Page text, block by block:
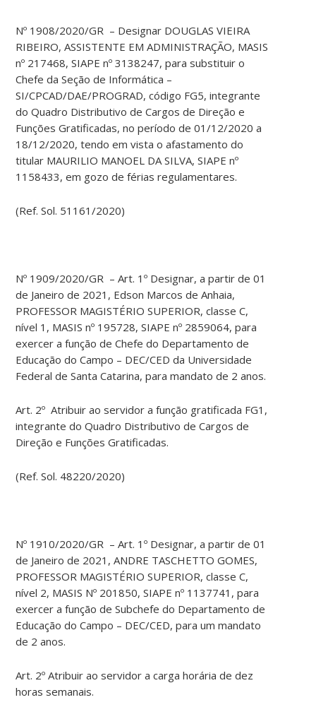
Nº 1908/2020/GR – Designar DOUGLAS VIEIRA
RIBEIRO, ASSISTENTE EM ADMINISTRAÇÃO, MASIS
nº 217468, SIAPE nº 3138247, para substituir o
Chefe da Seção de Informática –
SI/CPCAD/DAE/PROGRAD, código FG5, integrante
do Quadro Distributivo de Cargos de Direção e
Funções Gratificadas, no período de 01/12/2020 a
18/12/2020, tendo em vista o afastamento do
titular MAURILIO MANOEL DA SILVA, SIAPE nº
1158433, em gozo de férias regulamentares.
(Ref. Sol. 51161/2020)
Nº 1909/2020/GR – Art. 1º Designar, a partir de 01
de Janeiro de 2021, Edson Marcos de Anhaia,
PROFESSOR MAGISTÉRIO SUPERIOR, classe C,
nível 1, MASIS nº 195728, SIAPE nº 2859064, para
exercer a função de Chefe do Departamento de
Educação do Campo – DEC/CED da Universidade
Federal de Santa Catarina, para mandato de 2 anos.
Art. 2º Atribuir ao servidor a função gratificada FG1,
integrante do Quadro Distributivo de Cargos de
Direção e Funções Gratificadas.
(Ref. Sol. 48220/2020)
Nº 1910/2020/GR – Art. 1º Designar, a partir de 01
de Janeiro de 2021, ANDRE TASCHETTO GOMES,
PROFESSOR MAGISTÉRIO SUPERIOR, classe C,
nível 2, MASIS Nº 201850, SIAPE nº 1137741, para
exercer a função de Subchefe do Departamento de
Educação do Campo – DEC/CED, para um mandato
de 2 anos.
Art. 2º Atribuir ao servidor a carga horária de dez
horas semanais.